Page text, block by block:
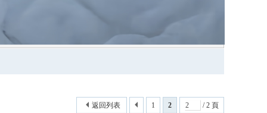
1 2 / 2 頁
返回列表